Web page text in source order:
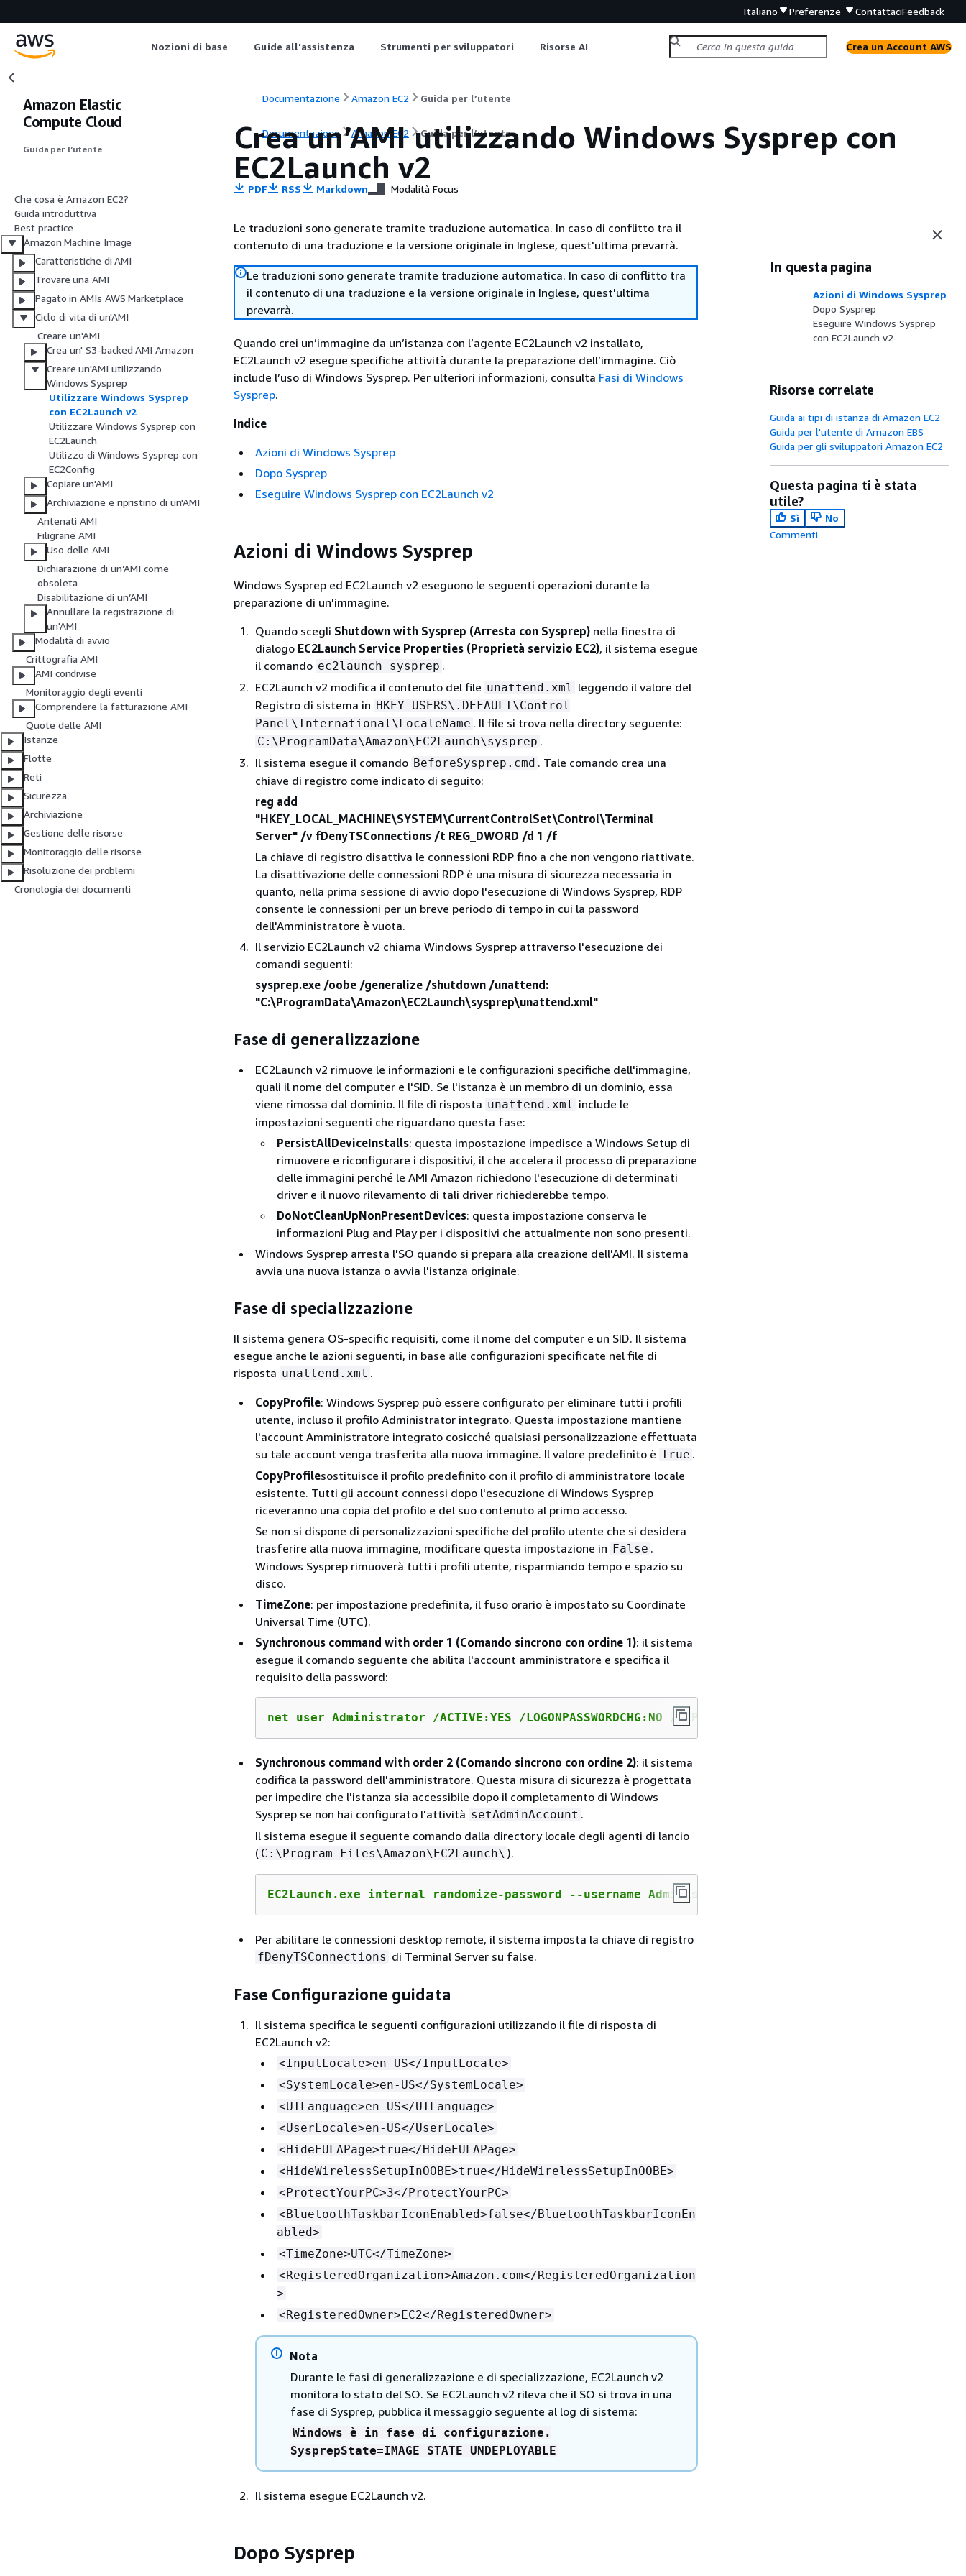
Italiano Preferenze ContattaciFeedback
Nozioni di base Guide all'assistenza Strumenti per sviluppatori Risorse AI Crea un Account AWS
Amazon Elastic
Compute Cloud
Guida per l’utente
Che cosa è Amazon EC2?
Guida introduttiva
Best practice
Amazon Machine Image
Caratteristiche di AMI
Trovare una AMI
Pagato in AMIs AWS Marketplace
Ciclo di vita di un'AMI
Creare un'AMI
Crea un' S3-backed AMI Amazon
Creare un'AMI utilizzando
Windows Sysprep
Utilizzare Windows Sysprep
con EC2Launch v2
Utilizzare Windows Sysprep con
EC2Launch
Utilizzo di Windows Sysprep con
EC2Config
Copiare un'AMI
Archiviazione e ripristino di un'AMI
Antenati AMI
Filigrane AMI
Uso delle AMI
Dichiarazione di un’AMI come
obsoleta
Disabilitazione di un’AMI
Annullare la registrazione di
un'AMI
Modalità di avvio
Crittografia AMI
AMI condivise
Monitoraggio degli eventi
Comprendere la fatturazione AMI
Quote delle AMI
Istanze
Flotte
Reti
Sicurezza
Archiviazione
Gestione delle risorse
Monitoraggio delle risorse
Risoluzione dei problemi
Cronologia dei documenti
Documentazione Amazon EC2 Guida per l’utente
Documentazione Amazon EC2 Guida per l’utente
Crea un’AMI utilizzando Windows Sysprep con
EC2Launch v2
PDF RSS Markdown Modalità Focus
Le traduzioni sono generate tramite traduzione automatica. In caso di conflitto tra il
contenuto di una traduzione e la versione originale in Inglese, quest'ultima prevarrà.
Le traduzioni sono generate tramite traduzione automatica. In caso di conflitto tra
il contenuto di una traduzione e la versione originale in Inglese, quest'ultima
prevarrà.
Quando crei un’immagine da un’istanza con l’agente EC2Launch v2 installato,
EC2Launch v2 esegue specifiche attività durante la preparazione dell’immagine. Ciò
include l’uso di Windows Sysprep. Per ulteriori informazioni, consulta Fasi di Windows
Sysprep.
Indice
Azioni di Windows Sysprep
Dopo Sysprep
Eseguire Windows Sysprep con EC2Launch v2
Azioni di Windows Sysprep
Windows Sysprep ed EC2Launch v2 eseguono le seguenti operazioni durante la
preparazione di un'immagine.
Quando scegli Shutdown with Sysprep (Arresta con Sysprep) nella finestra di
dialogo EC2Launch Service Properties (Proprietà servizio EC2), il sistema esegue
il comando ec2launch sysprep .
EC2Launch v2 modifica il contenuto del file unattend.xml
leggendo il valore del
Registro di sistema in HKEY_USERS\.DEFAULT\Control
Panel\International\LocaleName . Il file si trova nella directory seguente:
C:\ProgramData\Amazon\EC2Launch\sysprep .
Il sistema esegue il comando BeforeSysprep.cmd . Tale comando crea una
chiave di registro come indicato di seguito:
reg add
"HKEY_LOCAL_MACHINE\SYSTEM\CurrentControlSet\Control\Terminal
Server" /v fDenyTSConnections /t REG_DWORD /d 1 /f
La chiave di registro disattiva le connessioni RDP fino a che non vengono riattivate.
La disattivazione delle connessioni RDP è una misura di sicurezza necessaria in
quanto, nella prima sessione di avvio dopo l'esecuzione di Windows Sysprep, RDP
consente le connessioni per un breve periodo di tempo in cui la password
dell'Amministratore è vuota.
Il servizio EC2Launch v2 chiama Windows Sysprep attraverso l'esecuzione dei
comandi seguenti:
sysprep.exe /oobe /generalize /shutdown /unattend:
"C:\ProgramData\Amazon\EC2Launch\sysprep\unattend.xml"
Fase di generalizzazione
EC2Launch v2 rimuove le informazioni e le configurazioni specifiche dell'immagine,
quali il nome del computer e l'SID. Se l'istanza è un membro di un dominio, essa
viene rimossa dal dominio. Il file di risposta unattend.xml
include le
impostazioni seguenti che riguardano questa fase:
PersistAllDeviceInstalls: questa impostazione impedisce a Windows Setup di
rimuovere e riconfigurare i dispositivi, il che accelera il processo di preparazione
delle immagini perché le AMI Amazon richiedono l'esecuzione di determinati
driver e il nuovo rilevamento di tali driver richiederebbe tempo.
DoNotCleanUpNonPresentDevices: questa impostazione conserva le
informazioni Plug and Play per i dispositivi che attualmente non sono presenti.
Windows Sysprep arresta l'SO quando si prepara alla creazione dell'AMI. Il sistema
avvia una nuova istanza o avvia l'istanza originale.
Fase di specializzazione
Il sistema genera OS-specific requisiti, come il nome del computer e un SID. Il sistema
esegue anche le azioni seguenti, in base alle configurazioni specificate nel file di
risposta unattend.xml .
CopyProfile: Windows Sysprep può essere configurato per eliminare tutti i profili
utente, incluso il profilo Administrator integrato. Questa impostazione mantiene
l'account Amministratore integrato cosicché qualsiasi personalizzazione effettuata
su tale account venga trasferita alla nuova immagine. Il valore predefinito è True .
CopyProfilesostituisce il profilo predefinito con il profilo di amministratore locale
esistente. Tutti gli account connessi dopo l'esecuzione di Windows Sysprep
riceveranno una copia del profilo e del suo contenuto al primo accesso.
Se non si dispone di personalizzazioni specifiche del profilo utente che si desidera
trasferire alla nuova immagine, modificare questa impostazione in False .
Windows Sysprep rimuoverà tutti i profili utente, risparmiando tempo e spazio su
disco.
TimeZone: per impostazione predefinita, il fuso orario è impostato su Coordinate
Universal Time (UTC).
Synchronous command with order 1 (Comando sincrono con ordine 1): il sistema
esegue il comando seguente che abilita l'account amministratore e specifica il
requisito della password:
net user Administrator /ACTIVE:YES /LOGONPASSWORDCHG:NO /EXPIRES:NEVER /PASSWORDREQ:YES
Synchronous command with order 2 (Comando sincrono con ordine 2): il sistema
codifica la password dell'amministratore. Questa misura di sicurezza è progettata
per impedire che l'istanza sia accessibile dopo il completamento di Windows
Sysprep se non hai configurato l'attività setAdminAccount .
Il sistema esegue il seguente comando dalla directory locale degli agenti di lancio
( C:\Program Files\Amazon\EC2Launch\ ).
EC2Launch.exe internal randomize-password --username Administrator
Per abilitare le connessioni desktop remote, il sistema imposta la chiave di registro
fDenyTSConnections di Terminal Server su false.
Fase Configurazione guidata
Il sistema specifica le seguenti configurazioni utilizzando il file di risposta di
EC2Launch v2:
<InputLocale>en-US</InputLocale>
<SystemLocale>en-US</SystemLocale>
<UILanguage>en-US</UILanguage>
<UserLocale>en-US</UserLocale>
<HideEULAPage>true</HideEULAPage>
<HideWirelessSetupInOOBE>true</HideWirelessSetupInOOBE>
<ProtectYourPC>3</ProtectYourPC>
<BluetoothTaskbarIconEnabled>false</BluetoothTaskbarIconEn
abled>
<TimeZone>UTC</TimeZone>
<RegisteredOrganization>Amazon.com</RegisteredOrganization
>
<RegisteredOwner>EC2</RegisteredOwner>
Nota
Durante le fasi di generalizzazione e di specializzazione, EC2Launch v2
monitora lo stato del SO. Se EC2Launch v2 rileva che il SO si trova in una
fase di Sysprep, pubblica il messaggio seguente al log di sistema:
Windows è in fase di configurazione.
SysprepState=IMAGE_STATE_UNDEPLOYABLE
Il sistema esegue EC2Launch v2.
Dopo Sysprep
In questa pagina
Azioni di Windows Sysprep
Dopo Sysprep
Eseguire Windows Sysprep
con EC2Launch v2
Risorse correlate
Guida ai tipi di istanza di Amazon EC2
Guida per l'utente di Amazon EBS
Guida per gli sviluppatori Amazon EC2
Questa pagina ti è stata
utile?
Sì
No
Commenti